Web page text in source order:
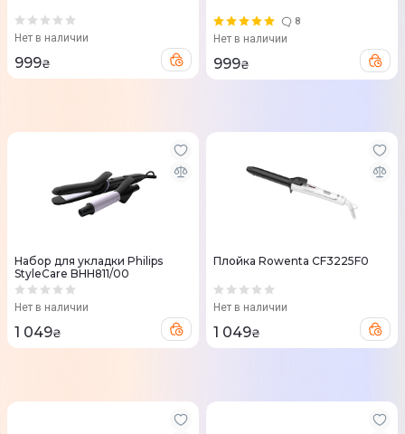
Нет в наличии
999₴
8
Нет в наличии
999₴
Набор для укладки Philips
StyleCare BHH811/00
Нет в наличии
1 049₴
Плойка Rowenta CF3225F0
Нет в наличии
1 049₴